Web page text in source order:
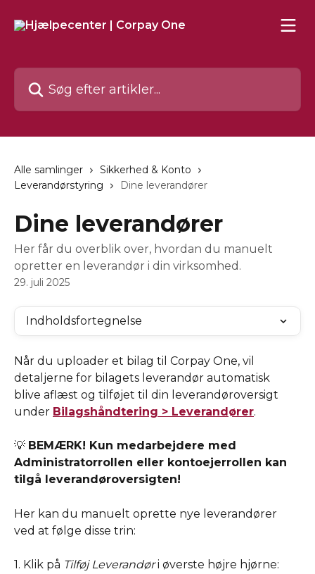
Søg efter artikler...
Alle samlinger
Sikkerhed & Konto
Leverandørstyring
Dine leverandører
Dine leverandører
Her får du overblik over, hvordan du manuelt
opretter en leverandør i din virksomhed.
29. juli 2025
Indholdsfortegnelse
Når du uploader et bilag til Corpay One, vil
detaljerne for bilagets leverandør automatisk
blive aflæst og tilføjet til din leverandøroversigt
under Bilagshåndtering > Leverandører.
💡 BEMÆRK! Kun medarbejdere med
Administratorrollen eller kontoejerrollen kan
tilgå leverandøroversigten!
Her kan du manuelt oprette nye leverandører
ved at følge disse trin:
1. Klik på Tilføj Leverandør i øverste højre hjørne: